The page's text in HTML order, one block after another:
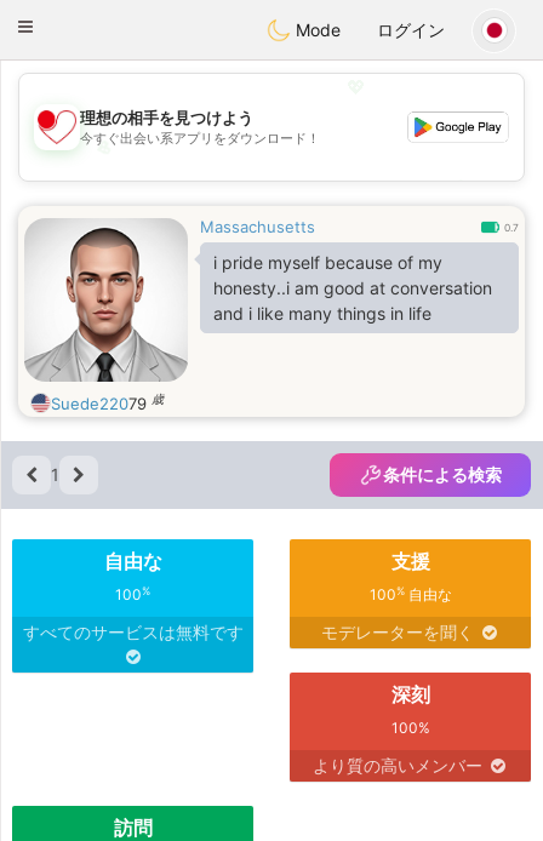
日本Chat
Toggle
Mode ログイン
💖
💕
理想の相手を見つけよう
今すぐ出会い系アプリをダウンロード！
Massachusetts 0.7
i pride myself because of my
honesty..i am good at conversation
and i like many things in life
Suede22079 歳
1 条件による検索
自由な
100%
すべてのサービスは無料です
支援
100%自由な
モデレーターを聞く
深刻
100%
より質の高いメンバー
訪問